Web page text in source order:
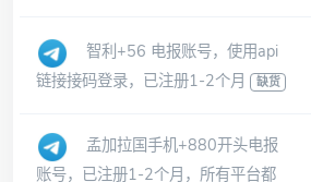
智利+56 电报账号，使用api
链接接码登录，已注册1-2个月 缺货
孟加拉国手机+880开头电报
账号，已注册1-2个月，所有平台都